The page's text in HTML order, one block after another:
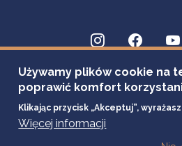
Używamy plików cookie na
poprawić komfort
Klikając przycisk „Akceptuj”,
Więcej informacji